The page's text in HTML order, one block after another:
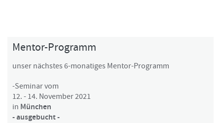
Mentor-Programm
unser nächstes 6-monatiges Mentor-Programm
-Seminar vom
12. - 14. November 2021
in München
- ausgebucht -